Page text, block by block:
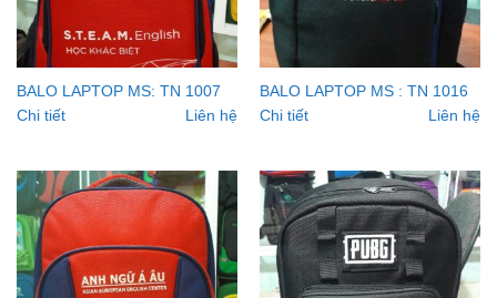
BALO LAPTOP MS: TN 1007
Chi tiết
Liên hệ
BALO LAPTOP MS : TN 1016
Chi tiết
Liên hệ